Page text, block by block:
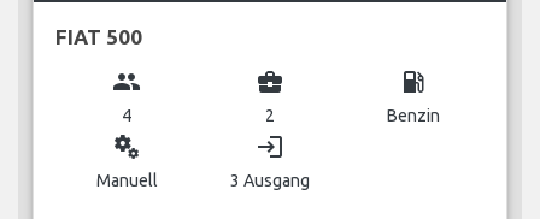
FIAT 500
group
4
business_center
2
local_gas_station
Benzin
miscellaneous_services
Manuell
login
3 Ausgang